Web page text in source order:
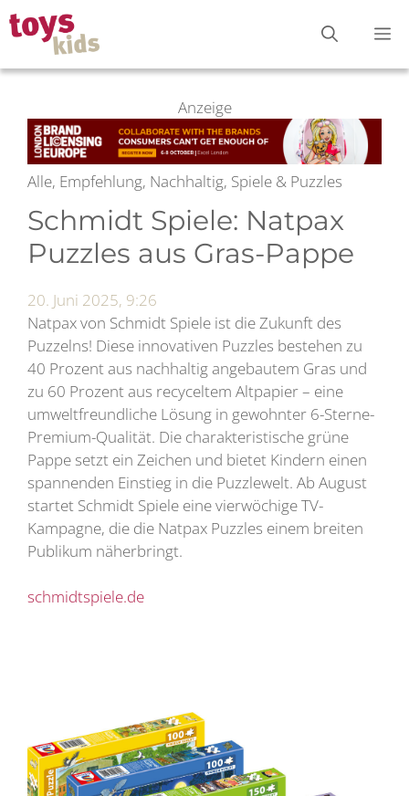
Zum
Inhalt
springen
Anzeige
Alle, Empfehlung, Nachhaltig, Spiele & Puzzles
Schmidt Spiele: Natpax
Puzzles aus Gras-Pappe
20. Juni 2025, 9:26
Natpax von Schmidt Spiele ist die Zukunft des
Puzzelns! Diese innovativen Puzzles bestehen zu
40 Prozent aus nachhaltig angebautem Gras und
zu 60 Prozent aus recyceltem Altpapier – eine
umweltfreundliche Lösung in gewohnter 6-Sterne-
Premium-Qualität. Die charakteristische grüne
Pappe setzt ein Zeichen und bietet Kindern einen
spannenden Einstieg in die Puzzlewelt. Ab August
startet Schmidt Spiele eine vierwöchige TV-
Kampagne, die die Natpax Puzzles einem breiten
Publikum näherbringt.
schmidtspiele.de